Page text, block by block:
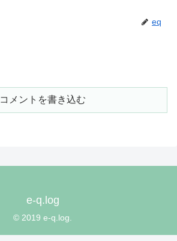
eq
コメントを書き込む
e-q.log
© 2019 e-q.log.